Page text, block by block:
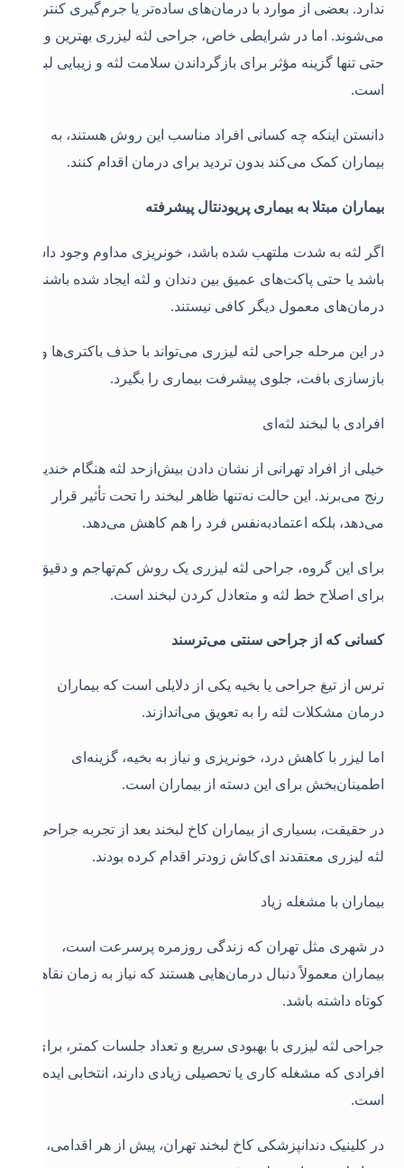
ندارد. بعضی از موارد با درمان‌های ساده‌تر یا جرم‌گیری کنترل
می‌شوند. اما در شرایطی خاص، جراحی لثه لیزری بهترین و
حتی تنها گزینه مؤثر برای بازگرداندن سلامت لثه و زیبایی لبخند
است.
دانستن اینکه چه کسانی افراد مناسب این روش هستند، به
بیماران کمک می‌کند بدون تردید برای درمان اقدام کنند.
بیماران مبتلا به بیماری پریودنتال پیشرفته
اگر لثه به شدت ملتهب شده باشد، خونریزی مداوم وجود داشته
باشد یا حتی پاکت‌های عمیق بین دندان و لثه ایجاد شده باشند،
درمان‌های معمول دیگر کافی نیستند.
در این مرحله جراحی لثه لیزری می‌تواند با حذف باکتری‌ها و
بازسازی بافت، جلوی پیشرفت بیماری را بگیرد.
افرادی با لبخند لثه‌ای
خیلی از افراد تهرانی از نشان دادن بیش‌ازحد لثه هنگام خندیدن
رنج می‌برند. این حالت نه‌تنها ظاهر لبخند را تحت تأثیر قرار
می‌دهد، بلکه اعتمادبه‌نفس فرد را هم کاهش می‌دهد.
برای این گروه، جراحی لثه لیزری یک روش کم‌تهاجم و دقیق
برای اصلاح خط لثه و متعادل کردن لبخند است.
کسانی که از جراحی سنتی می‌ترسند
ترس از تیغ جراحی یا بخیه یکی از دلایلی است که بیماران
درمان مشکلات لثه را به تعویق می‌اندازند.
اما لیزر با کاهش درد، خونریزی و نیاز به بخیه، گزینه‌ای
اطمینان‌بخش برای این دسته از بیماران است.
در حقیقت، بسیاری از بیماران کاخ لبخند بعد از تجربه جراحی
لثه لیزری معتقدند ای‌کاش زودتر اقدام کرده بودند.
بیماران با مشغله زیاد
در شهری مثل تهران که زندگی روزمره پرسرعت است،
بیماران معمولاً دنبال درمان‌هایی هستند که نیاز به زمان نقاهت
کوتاه داشته باشد.
جراحی لثه لیزری با بهبودی سریع و تعداد جلسات کمتر، برای
افرادی که مشغله کاری یا تحصیلی زیادی دارند، انتخابی ایده‌آل
است.
در کلینیک دندانپزشکی کاخ لبخند تهران، پیش از هر اقدامی،